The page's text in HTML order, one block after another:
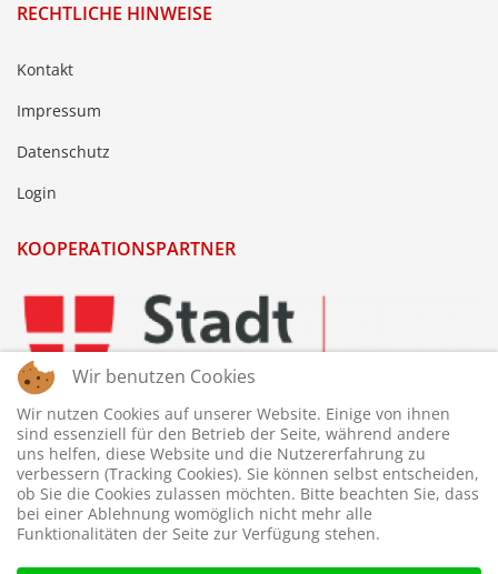
RECHTLICHE HINWEISE
Kontakt
Impressum
Datenschutz
Login
KOOPERATIONSPARTNER
Wir benutzen Cookies
Wir nutzen Cookies auf unserer Website. Einige von ihnen
sind essenziell für den Betrieb der Seite, während andere
uns helfen, diese Website und die Nutzererfahrung zu
verbessern (Tracking Cookies). Sie können selbst entscheiden,
ob Sie die Cookies zulassen möchten. Bitte beachten Sie, dass
bei einer Ablehnung womöglich nicht mehr alle
Funktionalitäten der Seite zur Verfügung stehen.